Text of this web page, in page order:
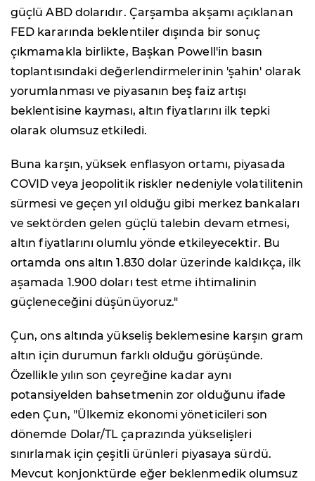
güçlü ABD dolarıdır. Çarşamba akşamı açıklanan
FED kararında beklentiler dışında bir sonuç
çıkmamakla birlikte, Başkan Powell'in basın
toplantısındaki değerlendirmelerinin 'şahin' olarak
yorumlanması ve piyasanın beş faiz artışı
beklentisine kayması, altın fiyatlarını ilk tepki
olarak olumsuz etkiledi.
Buna karşın, yüksek enflasyon ortamı, piyasada
COVID veya jeopolitik riskler nedeniyle volatilitenin
sürmesi ve geçen yıl olduğu gibi merkez bankaları
ve sektörden gelen güçlü talebin devam etmesi,
altın fiyatlarını olumlu yönde etkileyecektir. Bu
ortamda ons altın 1.830 dolar üzerinde kaldıkça, ilk
aşamada 1.900 doları test etme ihtimalinin
güçleneceğini düşünüyoruz."
Çun, ons altında yükseliş beklemesine karşın gram
altın için durumun farklı olduğu görüşünde.
Özellikle yılın son çeyreğine kadar aynı
potansiyelden bahsetmenin zor olduğunu ifade
eden Çun, "Ülkemiz ekonomi yöneticileri son
dönemde Dolar/TL çaprazında yükselişleri
sınırlamak için çeşitli ürünleri piyasaya sürdü.
Mevcut konjonktürde eğer beklenmedik olumsuz